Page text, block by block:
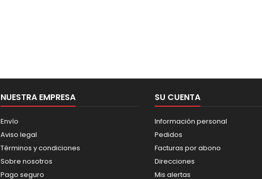
NUESTRA EMPRESA
Envío
Aviso legal
Términos y condiciones
Sobre nosotros
Pago seguro
SU CUENTA
Información personal
Pedidos
Facturas por abono
Direcciones
Mis alertas